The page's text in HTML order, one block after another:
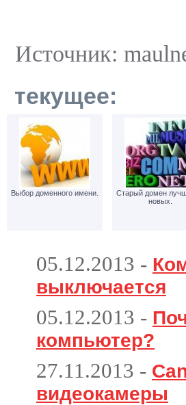
Источник:
текущее:
Выбор доменного имени.
Старый домен
новых.
05.12.2013 -
выключается
05.12.2013 -
компьютер?
27.11.2013 -
видеокамеры